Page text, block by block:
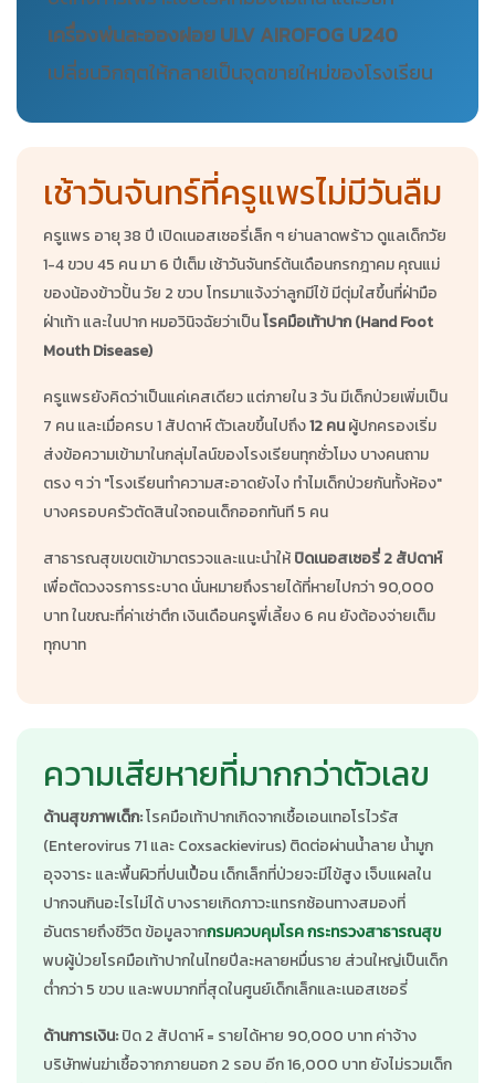
เครื่องพ่นละอองฝอย ULV AIROFOG U240
เปลี่ยนวิกฤตให้กลายเป็นจุดขายใหม่ของโรงเรียน
เช้าวันจันทร์ที่ครูแพรไม่มีวันลืม
ครูแพร อายุ 38 ปี เปิดเนอสเซอรี่เล็ก ๆ ย่านลาดพร้าว ดูแลเด็กวัย
1-4 ขวบ 45 คน มา 6 ปีเต็ม เช้าวันจันทร์ต้นเดือนกรกฎาคม คุณแม่
ของน้องข้าวปั้น วัย 2 ขวบ โทรมาแจ้งว่าลูกมีไข้ มีตุ่มใสขึ้นที่ฝ่ามือ
ฝ่าเท้า และในปาก หมอวินิจฉัยว่าเป็นโรคมือเท้าปาก (Hand Foot
Mouth Disease)
ครูแพรยังคิดว่าเป็นแค่เคสเดียว แต่ภายใน 3 วัน มีเด็กป่วยเพิ่มเป็น
7 คน และเมื่อครบ 1 สัปดาห์ ตัวเลขขึ้นไปถึง12 คนผู้ปกครองเริ่ม
ส่งข้อความเข้ามาในกลุ่มไลน์ของโรงเรียนทุกชั่วโมง บางคนถาม
ตรง ๆ ว่า "โรงเรียนทำความสะอาดยังไง ทำไมเด็กป่วยกันทั้งห้อง"
บางครอบครัวตัดสินใจถอนเด็กออกทันที 5 คน
สาธารณสุขเขตเข้ามาตรวจและแนะนำให้ปิดเนอสเซอรี่ 2 สัปดาห์
เพื่อตัดวงจรการระบาด นั่นหมายถึงรายได้ที่หายไปกว่า 90,000
บาท ในขณะที่ค่าเช่าตึก เงินเดือนครูพี่เลี้ยง 6 คน ยังต้องจ่ายเต็ม
ทุกบาท
ความเสียหายที่มากกว่าตัวเลข
ด้านสุขภาพเด็ก:โรคมือเท้าปากเกิดจากเชื้อเอนเทอโรไวรัส
(Enterovirus 71 และ Coxsackievirus) ติดต่อผ่านน้ำลาย น้ำมูก
อุจจาระ และพื้นผิวที่ปนเปื้อน เด็กเล็กที่ป่วยจะมีไข้สูง เจ็บแผลใน
ปากจนกินอะไรไม่ได้ บางรายเกิดภาวะแทรกซ้อนทางสมองที่
อันตรายถึงชีวิต ข้อมูลจากกรมควบคุมโรค กระทรวงสาธารณสุข
พบผู้ป่วยโรคมือเท้าปากในไทยปีละหลายหมื่นราย ส่วนใหญ่เป็นเด็ก
ต่ำกว่า 5 ขวบ และพบมากที่สุดในศูนย์เด็กเล็กและเนอสเซอรี่
ด้านการเงิน:ปิด 2 สัปดาห์ = รายได้หาย 90,000 บาท ค่าจ้าง
บริษัทพ่นฆ่าเชื้อจากภายนอก 2 รอบ อีก 16,000 บาท ยังไม่รวมเด็ก